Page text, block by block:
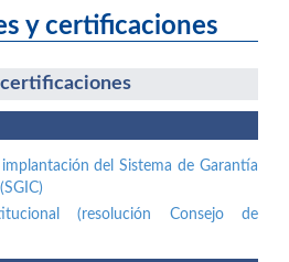
y certificaciones
del Sistema de Garantía
(resolución Consejo de